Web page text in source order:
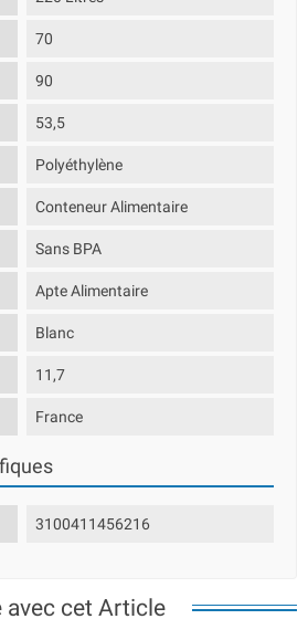
70
90
53,5
Polyéthylène
Conteneur Alimentaire
Sans BPA
Apte Alimentaire
Blanc
11,7
France
3100411456216
avec cet Article